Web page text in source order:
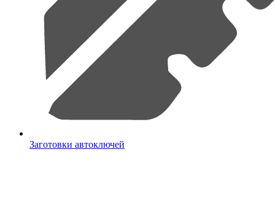
Заготовки автоключей